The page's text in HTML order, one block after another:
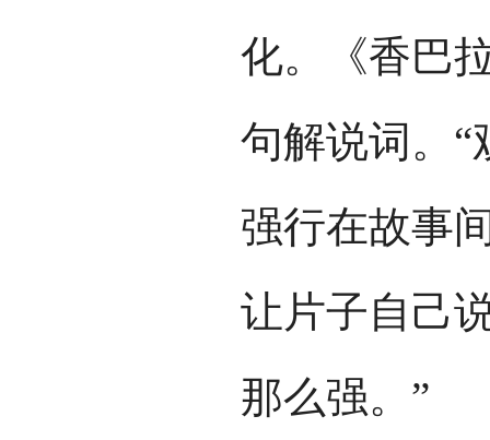
化。《香巴
句解说词。
强行在故事
让片子自己
那么强。”